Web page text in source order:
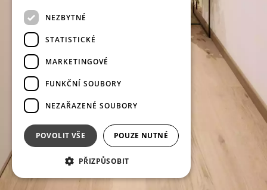
NEZBYTNÉ
STATISTICKÉ
MARKETINGOVÉ
FUNKČNÍ SOUBORY
NEZAŘAZENÉ SOUBORY
POVOLIT VŠE POUZE NUTNÉ
PŘIZPŮSOBIT